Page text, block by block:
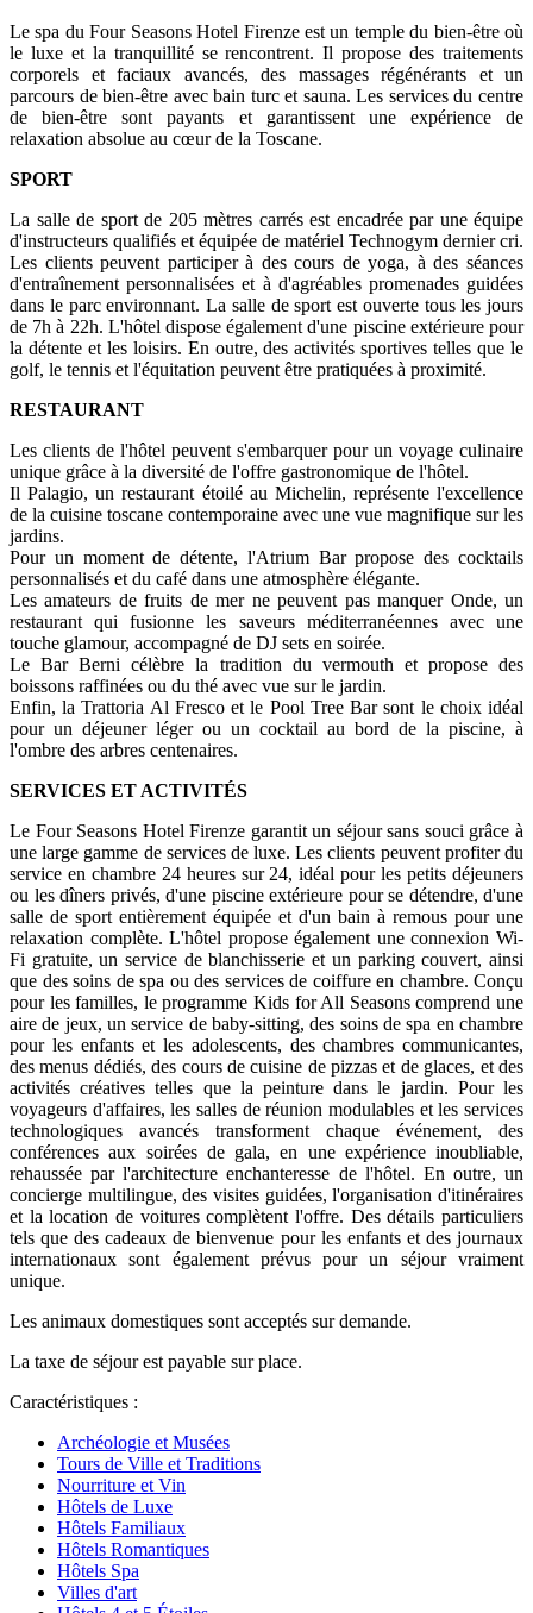
Le spa du Four Seasons Hotel Firenze est un temple du bien-être où
le luxe et la tranquillité se rencontrent. Il propose des traitements
corporels et faciaux avancés, des massages régénérants et un
parcours de bien-être avec bain turc et sauna. Les services du centre
de bien-être sont payants et garantissent une expérience de
relaxation absolue au cœur de la Toscane.
SPORT
La salle de sport de 205 mètres carrés est encadrée par une équipe
d'instructeurs qualifiés et équipée de matériel Technogym dernier cri.
Les clients peuvent participer à des cours de yoga, à des séances
d'entraînement personnalisées et à d'agréables promenades guidées
dans le parc environnant. La salle de sport est ouverte tous les jours
de 7h à 22h. L'hôtel dispose également d'une piscine extérieure pour
la détente et les loisirs. En outre, des activités sportives telles que le
golf, le tennis et l'équitation peuvent être pratiquées à proximité.
RESTAURANT
Les clients de l'hôtel peuvent s'embarquer pour un voyage culinaire
unique grâce à la diversité de l'offre gastronomique de l'hôtel.
Il Palagio, un restaurant étoilé au Michelin, représente l'excellence
de la cuisine toscane contemporaine avec une vue magnifique sur les
jardins.
Pour un moment de détente, l'Atrium Bar propose des cocktails
personnalisés et du café dans une atmosphère élégante.
Les amateurs de fruits de mer ne peuvent pas manquer Onde, un
restaurant qui fusionne les saveurs méditerranéennes avec une
touche glamour, accompagné de DJ sets en soirée.
Le Bar Berni célèbre la tradition du vermouth et propose des
boissons raffinées ou du thé avec vue sur le jardin.
Enfin, la Trattoria Al Fresco et le Pool Tree Bar sont le choix idéal
pour un déjeuner léger ou un cocktail au bord de la piscine, à
l'ombre des arbres centenaires.
SERVICES ET ACTIVITÉS
Le Four Seasons Hotel Firenze garantit un séjour sans souci grâce à
une large gamme de services de luxe. Les clients peuvent profiter du
service en chambre 24 heures sur 24, idéal pour les petits déjeuners
ou les dîners privés, d'une piscine extérieure pour se détendre, d'une
salle de sport entièrement équipée et d'un bain à remous pour une
relaxation complète. L'hôtel propose également une connexion Wi-
Fi gratuite, un service de blanchisserie et un parking couvert, ainsi
que des soins de spa ou des services de coiffure en chambre. Conçu
pour les familles, le programme Kids for All Seasons comprend une
aire de jeux, un service de baby-sitting, des soins de spa en chambre
pour les enfants et les adolescents, des chambres communicantes,
des menus dédiés, des cours de cuisine de pizzas et de glaces, et des
activités créatives telles que la peinture dans le jardin. Pour les
voyageurs d'affaires, les salles de réunion modulables et les services
technologiques avancés transforment chaque événement, des
conférences aux soirées de gala, en une expérience inoubliable,
rehaussée par l'architecture enchanteresse de l'hôtel. En outre, un
concierge multilingue, des visites guidées, l'organisation d'itinéraires
et la location de voitures complètent l'offre. Des détails particuliers
tels que des cadeaux de bienvenue pour les enfants et des journaux
internationaux sont également prévus pour un séjour vraiment
unique.
Les animaux domestiques sont acceptés sur demande.
La taxe de séjour est payable sur place.
Caractéristiques :
Archéologie et Musées
Tours de Ville et Traditions
Nourriture et Vin
Hôtels de Luxe
Hôtels Familiaux
Hôtels Romantiques
Hôtels Spa
Villes d'art